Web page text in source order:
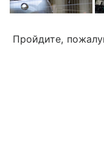
Пройдите,